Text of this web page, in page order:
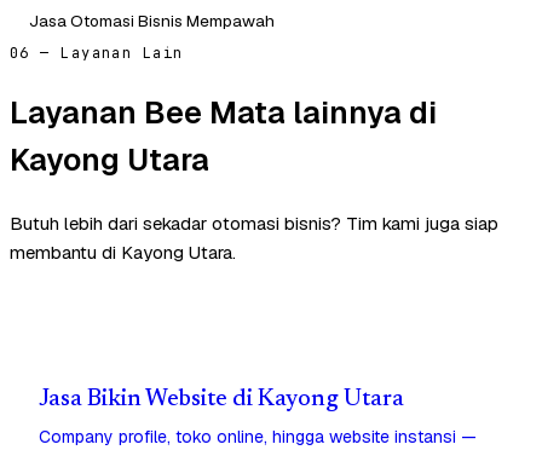
Jasa Otomasi Bisnis Mempawah
06 — Layanan Lain
Layanan Bee Mata lainnya di
Kayong Utara
Butuh lebih dari sekadar otomasi bisnis? Tim kami juga siap
membantu di Kayong Utara.
Jasa Bikin Website di Kayong Utara
Company profile, toko online, hingga website instansi —